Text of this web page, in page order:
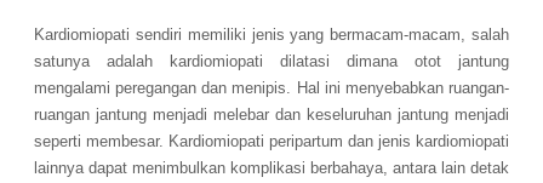
Kardiomiopati sendiri memiliki jenis yang bermacam-macam, salah
satunya adalah kardiomiopati dilatasi dimana otot jantung
mengalami peregangan dan menipis. Hal ini menyebabkan ruangan-
ruangan jantung menjadi melebar dan keseluruhan jantung menjadi
seperti membesar. Kardiomiopati peripartum dan jenis kardiomiopati
lainnya dapat menimbulkan komplikasi berbahaya, antara lain detak